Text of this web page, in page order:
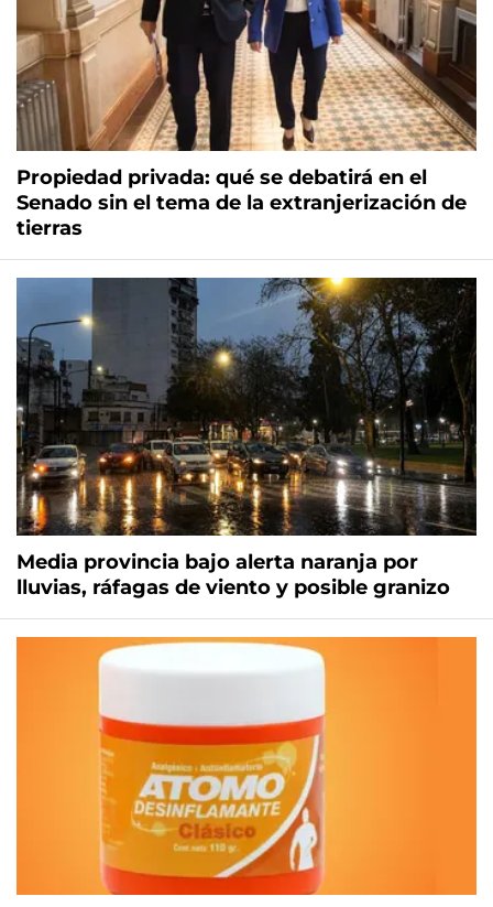
Propiedad privada: qué se debatirá en el
Senado sin el tema de la extranjerización de
tierras
Media provincia bajo alerta naranja por
lluvias, ráfagas de viento y posible granizo